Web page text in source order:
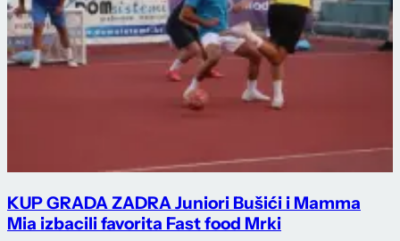
KUP GRADA ZADRA Juniori Bušići i Mamma
Mia izbacili favorita Fast food Mrki